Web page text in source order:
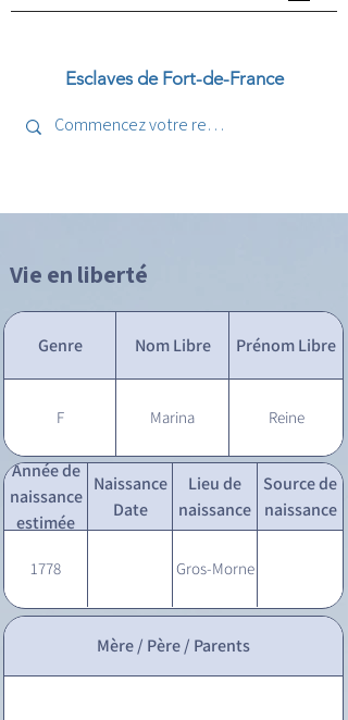
Esclaves de Fort-de-France
Vie en liberté
Genre Nom Libre Prénom Libre
F Marina Reine
Année de
naissance
estimée
Naissance
Date
Lieu de
naissance
Source de
naissance
1778 Gros-Morne
Mère / Père / Parents